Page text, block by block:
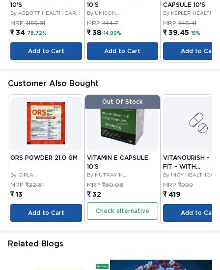
10'S
By ABBOTT HEALTH CARE
PRIVATE LIMITED
MRP ₹159.81
₹ 34 78.72%
Add to Cart
10'S
By UNISON
PHARMACEUTICALS
MRP ₹44.7
₹ 38 14.99%
Add to Cart
CAPSULE 10'S
By KEPLER HEALTH
MRP ₹46.41
₹ 39.45 15%
Add to Cart
Customer Also Bought
ORS POWDER 21.0 GM
By CIPLA
PHARMACEUTICAL
MRP ₹22.81
₹ 13
Add to Cart
Out Of Stock
VITAMIN E CAPSULE
10'S
By NUTRAVIN
LABORATORIES
MRP ₹80.08
₹ 32
Check alternative
VITANOURISH -
FIT - WITH
GLUCOSAMINE &
BOSWELLIA FOR
JOINTS TABLET
By INCY
LTD
MRP ₹999
₹ 419
Add to Cart
Related Blogs